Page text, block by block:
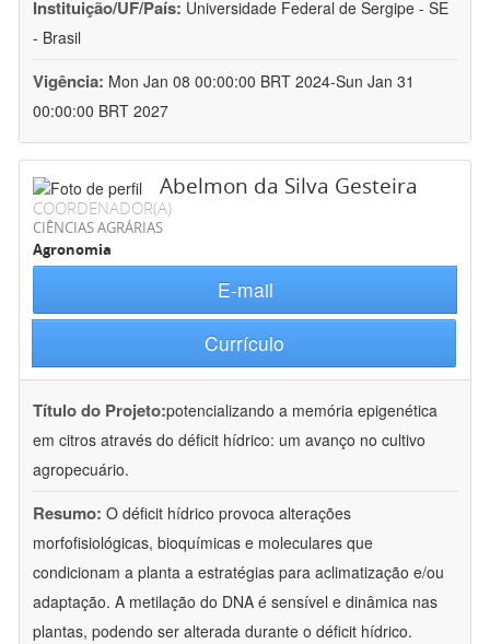
Instituição/UF/País: Universidade Federal de Sergipe - SE
- Brasil
Vigência: Mon Jan 08 00:00:00 BRT 2024-Sun Jan 31
00:00:00 BRT 2027
Abelmon da Silva Gesteira
COORDENADOR(A)
CIÊNCIAS AGRÁRIAS
Agronomia
E-mail
Currículo
Título do Projeto:potencializando a memória epigenética
em citros através do déficit hídrico: um avanço no cultivo
agropecuário.
Resumo: O déficit hídrico provoca alterações
morfofisiológicas, bioquímicas e moleculares que
condicionam a planta a estratégias para aclimatização e/ou
adaptação. A metilação do DNA é sensível e dinâmica nas
plantas, podendo ser alterada durante o déficit hídrico.